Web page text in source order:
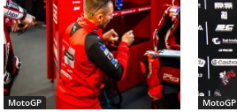
MotoGP MotoGP